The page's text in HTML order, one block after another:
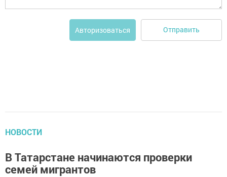
Авторизоваться Отправить
НОВОСТИ
В Татарстане начинаются проверки
семей мигрантов